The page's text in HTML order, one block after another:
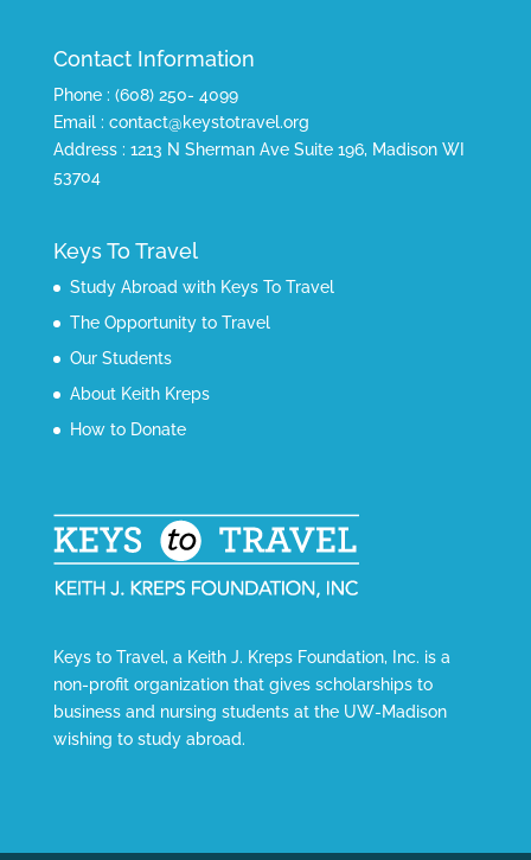
Contact Information
Phone : (608) 250- 4099
Email : contact@keystotravel.org
Address : 1213 N Sherman Ave Suite 196, Madison WI
53704
Keys To Travel
Study Abroad with Keys To Travel
The Opportunity to Travel
Our Students
About Keith Kreps
How to Donate
Keys to Travel, a Keith J. Kreps Foundation, Inc. is a
non-profit organization that gives scholarships to
business and nursing students at the UW-Madison
wishing to study abroad.